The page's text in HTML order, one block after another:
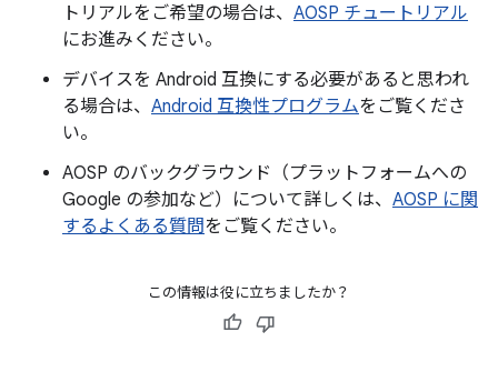
トリアルをご希望の場合は、 AOSP チュートリアル
にお進みください。
デバイスを Android 互換にする必要があると思われ
る場合は、 Android 互換性プログラムをご覧くださ
い。
AOSP のバックグラウンド（プラットフォームへの
Google の参加など）について詳しくは、 AOSP に関
するよくある質問をご覧ください。
この情報は役に立ちましたか？